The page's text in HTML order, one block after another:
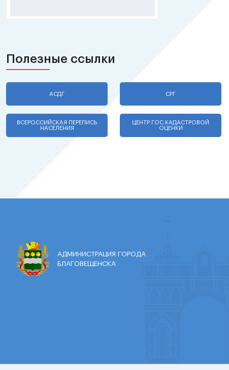
Полезные ссылки
АСДГ СРГ
ВСЕРОССИЙСКАЯ ПЕРЕПИСЬ
НАСЕЛЕНИЯ
ЦЕНТР ГОС.КАДАСТРОВОЙ
ОЦЕНКИ
АДМИНИСТРАЦИЯ ГОРОДА
БЛАГОВЕЩЕНСКА